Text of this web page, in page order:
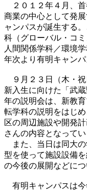
２０１２年４月、首
商業の中心として発
ャンパスが誕生する
科（グローバル・コ
人間関係学科／環境
年次より有明キャン
９月２３日（木・祝
新入生に向けた「武
年の説明会は、新教
転学科の説明をはじ
区の周辺施設や開発
さんの内容となってい
また、当日は同大の
型を使って施設設備
の今後の展開などにつ
有明キャンパスは今